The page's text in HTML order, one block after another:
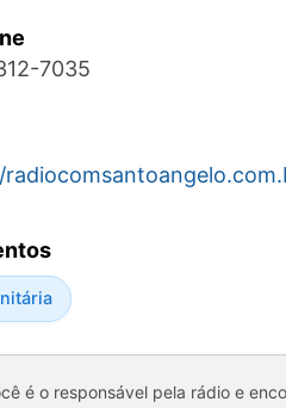
7035
é o responsável pela rádio e